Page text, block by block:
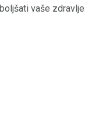
vaše zdravlje